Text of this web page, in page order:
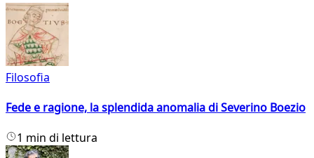
Filosofia
Fede e ragione, la splendida anomalia di Severino Boezio
1 min di lettura